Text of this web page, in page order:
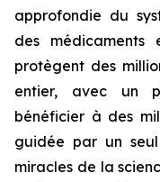
approfondie du
des
protègent des
entier, avec un
bénéficier à des
guidée par un
miracles de la